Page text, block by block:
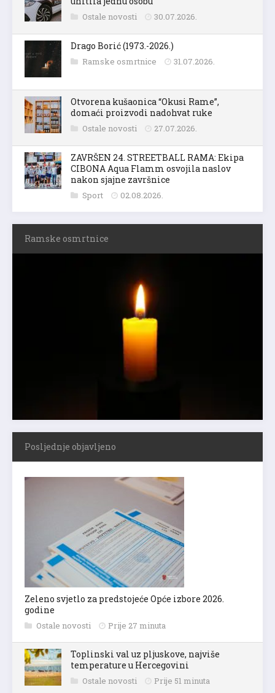
Ostale novosti 30.07.2026.
Drago Borić (1973.-2026.)
Ramske osmrtnice 31.07.2026.
Otvorena kušaonica “Okusi Rame”,
domaći proizvodi nadohvat ruke
Ostale novosti 27.07.2026.
ZAVRŠEN 24. STREETBALL RAMA: Ekipa
CIBONA Aqua Flamm osvojila naslov
nakon sjajne završnice
Sport 02.08.2026.
Ramske osmrtnice
Posljednje objavljeno
Zeleno svjetlo za predstojeće Opće izbore 2026.
godine
Ostale novosti Prije 27 minuta
Toplinski val uz pljuskove, najviše
temperature u Hercegovini
Ostale novosti Prije 51 minuta